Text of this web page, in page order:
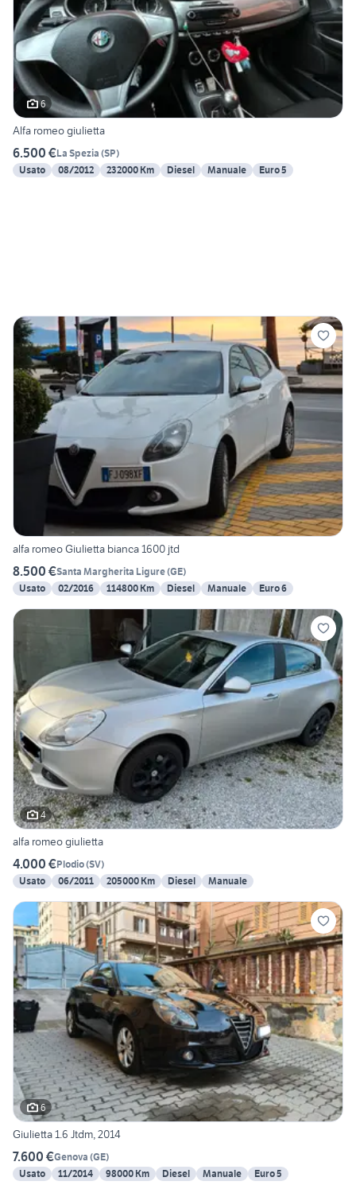
6
Alfa romeo giulietta
6.500 €La Spezia (SP)
Usato
08/2012 232000 Km Diesel Manuale Euro 5
alfa romeo Giulietta bianca 1600 jtd
8.500 €Santa Margherita Ligure(GE)
Usato
02/2016 114800 Km Diesel Manuale Euro 6
4
alfa romeo giulietta
4.000 €Plodio(SV)
Usato
06/2011 205000 Km Diesel Manuale
6
Giulietta 1.6 Jtdm, 2014
7.600 €Genova (GE)
Usato
11/2014 98000 Km Diesel Manuale Euro 5